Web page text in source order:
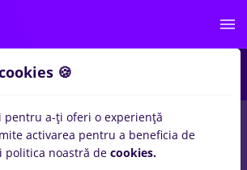
salarii brancardier, Full time
🍪
pentru a-ți oferi o experiență
activarea pentru a beneficia de
politica noastră de cookies.